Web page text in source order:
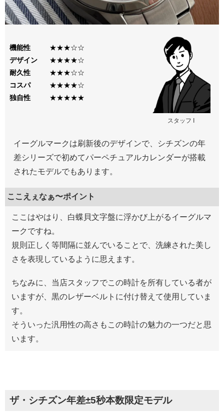
機能性
★★★☆☆
デザイン
★★★★☆
耐久性
★★★☆☆
コスパ
★★★★☆
独自性
★★★★★
スタッフ I
イーグルマークは刷新後のデザインで、シチズンの年
差シリーズで初めてパーペチュアルカレンダーが搭載
されたモデルでもあります。
ここえぇなぁ〜ポイント
ここはやはり、白蝶貝文字盤に浮かび上がるイーグルマ
ークですね。
規則正しく等間隔に並んでいることで、洗練された美し
さを表現しているように思えます。
ちなみに、当店スタッフでこの時計を所有している者が
いますが、黒のレザーベルトに付け替えて使用していま
す。
そういった汎用性の高さもこの時計の魅力の一つだと思
います。
ザ・シチズン年差±5秒本数限定モデル